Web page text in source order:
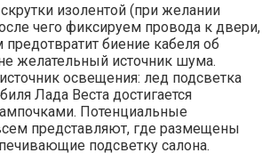
изолентой (при желании
чего фиксируем провода к двери,
биение кабеля об
желательный источник шума.
освещения: лед подсветка
Лада Веста достигается
Потенциальные
представляют, где размещены
подсветку салона.